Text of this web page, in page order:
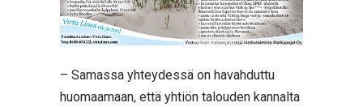
– Samassa yhteydessä on havahduttu
huomaamaan, että yhtiön talouden kannalta